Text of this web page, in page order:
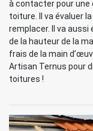
à contacter pour une
toiture. Il va évaluer
remplacer. Il va aussi
de la hauteur de la
frais de la main
Artisan Ternus pour
toitures !